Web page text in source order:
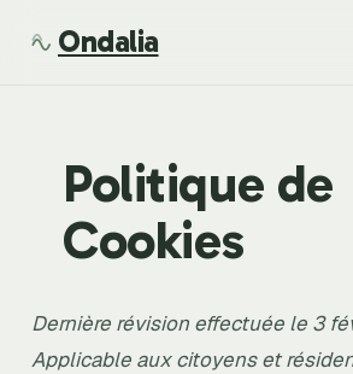
Ondalia
Beauté
Développement
Mode
Politique de
Cookies
Dernière révision effectuée le 3
Applicable aux citoyens et